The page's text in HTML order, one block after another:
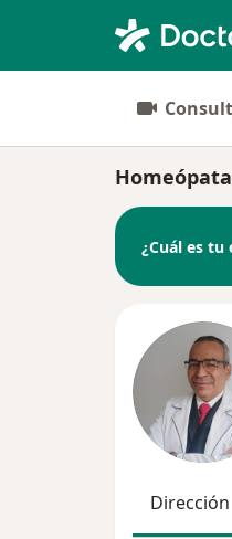
¿Cuál es
Dirección